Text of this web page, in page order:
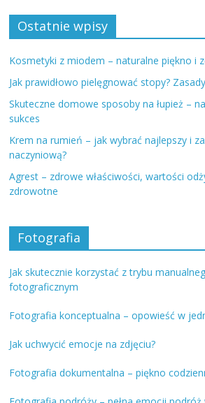
Ostatnie wpisy
Kosmetyki z miodem – naturalne piękno i
Jak prawidłowo pielęgnować stopy?
Skuteczne domowe sposoby na łupież –
sukces
Krem na rumień – jak wybrać najlepszy i
naczyniową?
Agrest – zdrowe właściwości, wartości
zdrowotne
Fotografia
Jak skutecznie korzystać z trybu
fotograficznym
Fotografia konceptualna – opowieść w
Jak uchwycić emocje na zdjęciu?
Fotografia dokumentalna – piękno